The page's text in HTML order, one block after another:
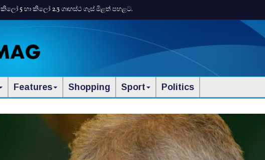
කිලෝ 5 හා කිලෝ 2.3 ගෘහස්ථ ගෑස් මිළත් පහළට.
Features Shopping Sport Politics